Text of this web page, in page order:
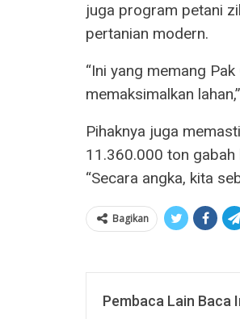
juga program petani
pertanian modern.
“Ini yang memang
memaksimalkan
Pihaknya juga
11.360.000 ton gabah
“Secara angka, kita
Bagikan
Pembaca Lain Baca